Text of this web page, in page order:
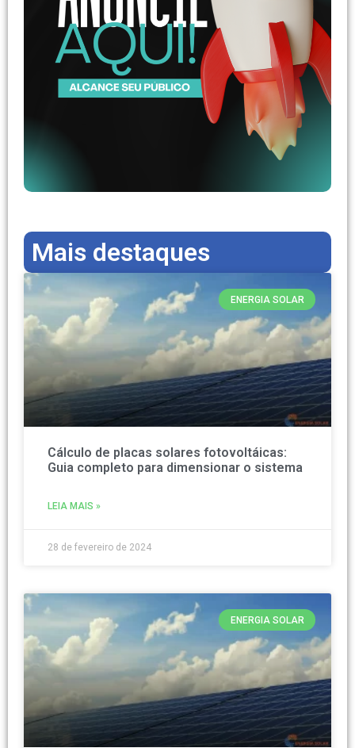
Mais destaques
ENERGIA SOLAR
Cálculo de placas solares fotovoltáicas:
Guia completo para dimensionar o sistema
LEIA MAIS »
28 de fevereiro de 2024
ENERGIA SOLAR